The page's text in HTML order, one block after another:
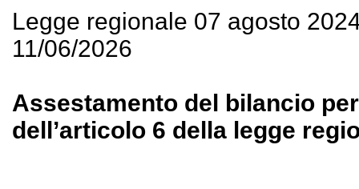
Legge regionale 07 agosto
11/06/2026
Assestamento del bilancio
dell’articolo 6 della legge